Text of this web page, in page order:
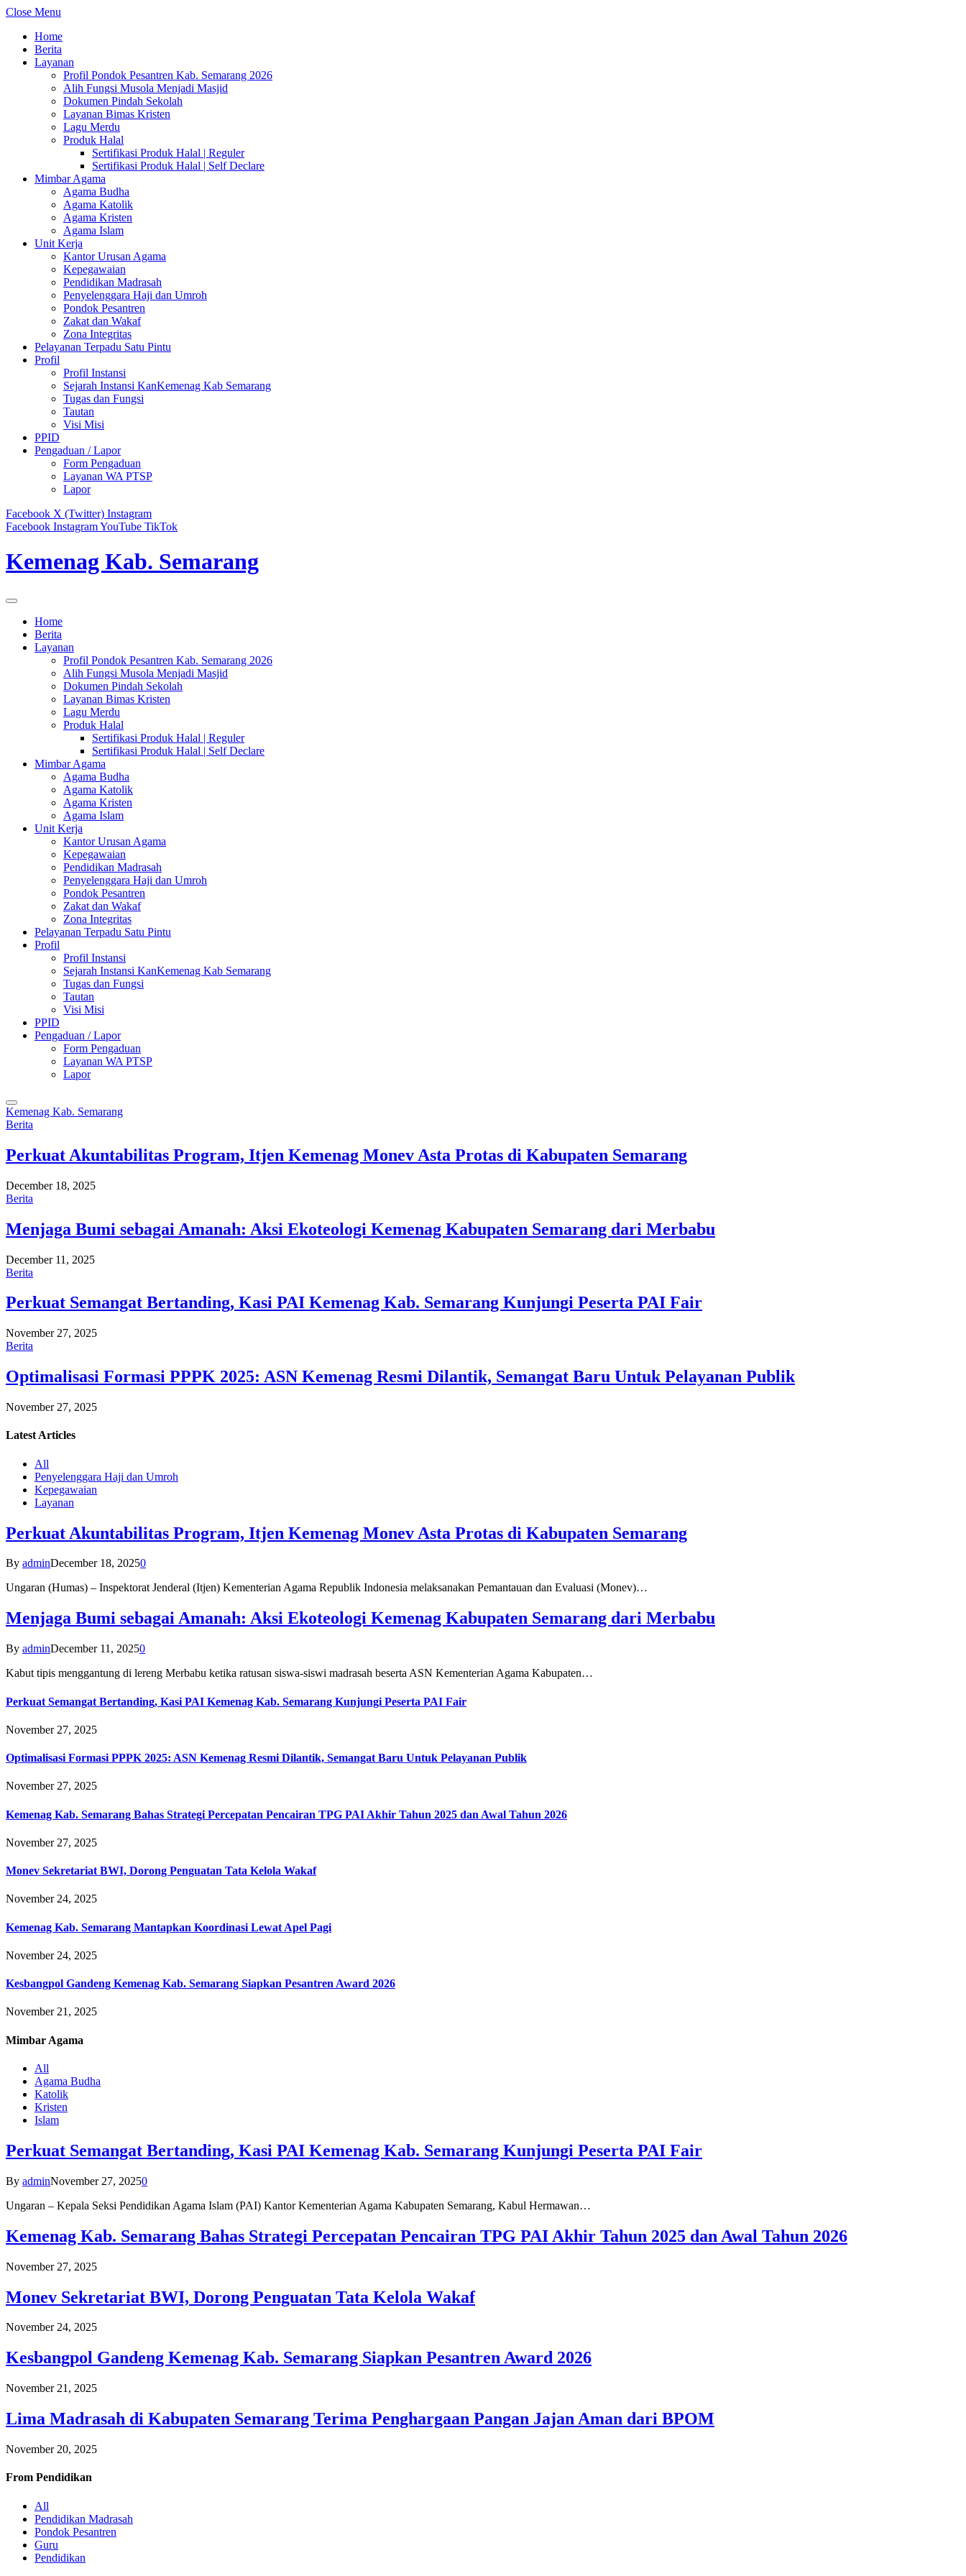
Close Menu
Home
Berita
Layanan
Profil Pondok Pesantren Kab. Semarang 2026
Alih Fungsi Musola Menjadi Masjid
Dokumen Pindah Sekolah
Layanan Bimas Kristen
Lagu Merdu
Produk Halal
Sertifikasi Produk Halal | Reguler
Sertifikasi Produk Halal | Self Declare
Mimbar Agama
Agama Budha
Agama Katolik
Agama Kristen
Agama Islam
Unit Kerja
Kantor Urusan Agama
Kepegawaian
Pendidikan Madrasah
Penyelenggara Haji dan Umroh
Pondok Pesantren
Zakat dan Wakaf
Zona Integritas
Pelayanan Terpadu Satu Pintu
Profil
Profil Instansi
Sejarah Instansi KanKemenag Kab Semarang
Tugas dan Fungsi
Tautan
Visi Misi
PPID
Pengaduan / Lapor
Form Pengaduan
Layanan WA PTSP
Lapor
Facebook X (Twitter) Instagram
Facebook InstagramYouTube TikTok
Kemenag Kab. Semarang
Home
Berita
Layanan
Profil Pondok Pesantren Kab. Semarang 2026
Alih Fungsi Musola Menjadi Masjid
Dokumen Pindah Sekolah
Layanan Bimas Kristen
Lagu Merdu
Produk Halal
Sertifikasi Produk Halal | Reguler
Sertifikasi Produk Halal | Self Declare
Mimbar Agama
Agama Budha
Agama Katolik
Agama Kristen
Agama Islam
Unit Kerja
Kantor Urusan Agama
Kepegawaian
Pendidikan Madrasah
Penyelenggara Haji dan Umroh
Pondok Pesantren
Zakat dan Wakaf
Zona Integritas
Pelayanan Terpadu Satu Pintu
Profil
Profil Instansi
Sejarah Instansi KanKemenag Kab Semarang
Tugas dan Fungsi
Tautan
Visi Misi
PPID
Pengaduan / Lapor
Form Pengaduan
Layanan WA PTSP
Lapor
Kemenag Kab. Semarang
Berita
Perkuat Akuntabilitas Program, Itjen Kemenag Monev Asta Protas di Kabupaten Semarang
December 18, 2025
Berita
Menjaga Bumi sebagai Amanah: Aksi Ekoteologi Kemenag Kabupaten Semarang dari Merbabu
December 11, 2025
Berita
Perkuat Semangat Bertanding, Kasi PAI Kemenag Kab. Semarang Kunjungi Peserta PAI Fair
November 27, 2025
Berita
Optimalisasi Formasi PPPK 2025: ASN Kemenag Resmi Dilantik, Semangat Baru Untuk Pelayanan Publik
November 27, 2025
Latest Articles
All
Penyelenggara Haji dan Umroh
Kepegawaian
Layanan
Perkuat Akuntabilitas Program, Itjen Kemenag Monev Asta Protas di Kabupaten Semarang
By adminDecember 18, 20250
Ungaran (Humas) – Inspektorat Jenderal (Itjen) Kementerian Agama Republik Indonesia melaksanakan Pemantauan dan Evaluasi (Monev)…
Menjaga Bumi sebagai Amanah: Aksi Ekoteologi Kemenag Kabupaten Semarang dari Merbabu
By adminDecember 11, 20250
Kabut tipis menggantung di lereng Merbabu ketika ratusan siswa-siswi madrasah beserta ASN Kementerian Agama Kabupaten…
Perkuat Semangat Bertanding, Kasi PAI Kemenag Kab. Semarang Kunjungi Peserta PAI Fair
November 27, 2025
Optimalisasi Formasi PPPK 2025: ASN Kemenag Resmi Dilantik, Semangat Baru Untuk Pelayanan Publik
November 27, 2025
Kemenag Kab. Semarang Bahas Strategi Percepatan Pencairan TPG PAI Akhir Tahun 2025 dan Awal Tahun 2026
November 27, 2025
Monev Sekretariat BWI, Dorong Penguatan Tata Kelola Wakaf
November 24, 2025
Kemenag Kab. Semarang Mantapkan Koordinasi Lewat Apel Pagi
November 24, 2025
Kesbangpol Gandeng Kemenag Kab. Semarang Siapkan Pesantren Award 2026
November 21, 2025
Mimbar Agama
All
Agama Budha
Katolik
Kristen
Islam
Perkuat Semangat Bertanding, Kasi PAI Kemenag Kab. Semarang Kunjungi Peserta PAI Fair
By adminNovember 27, 20250
Ungaran – Kepala Seksi Pendidikan Agama Islam (PAI) Kantor Kementerian Agama Kabupaten Semarang, Kabul Hermawan…
Kemenag Kab. Semarang Bahas Strategi Percepatan Pencairan TPG PAI Akhir Tahun 2025 dan Awal Tahun 2026
November 27, 2025
Monev Sekretariat BWI, Dorong Penguatan Tata Kelola Wakaf
November 24, 2025
Kesbangpol Gandeng Kemenag Kab. Semarang Siapkan Pesantren Award 2026
November 21, 2025
Lima Madrasah di Kabupaten Semarang Terima Penghargaan Pangan Jajan Aman dari BPOM
November 20, 2025
From Pendidikan
All
Pendidikan Madrasah
Pondok Pesantren
Guru
Pendidikan